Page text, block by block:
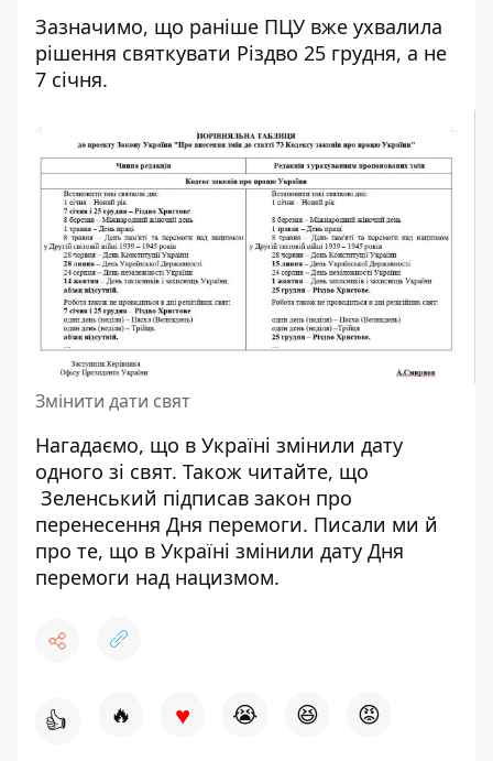
Зазначимо, що раніше ПЦУ вже ухвалила
рішення святкувати Різдво 25 грудня, а не
7 січня.
Змінити дати свят
Нагадаємо, що в Україні змінили дату
одного зі свят. Також читайте, що
Зеленський підписав закон про
перенесення Дня перемоги. Писали ми й
про те, що в Україні змінили дату Дня
перемоги над нацизмом.
👍 🔥 ♥ 😭 😆 😡